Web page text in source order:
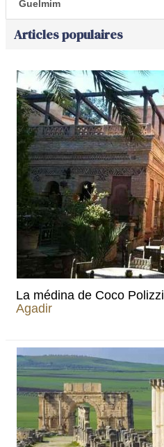
Guelmim
Articles populaires
La médina de Coco Polizzi
Agadir